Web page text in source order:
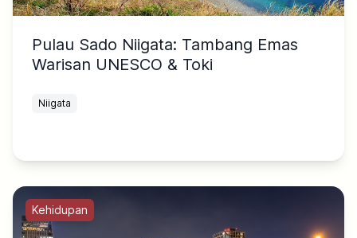
Pulau Sado Niigata: Tambang Emas
Warisan UNESCO & Toki
Niigata
Kehidupan